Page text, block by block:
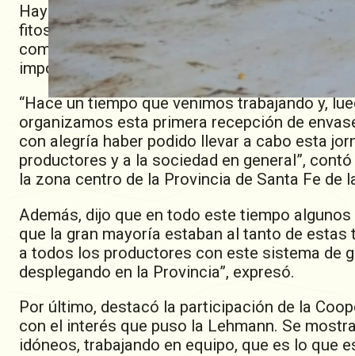
Hay que resaltar que esta fue la segunda
fitosanitarios de “Clase A” luego de que se
como sistema de gestión (Santa Fe es la N°
importancia de vuelco y generación de
“Hace un tiempo que venimos trabajando y,
organizamos esta primera recepción de
con alegría haber podido llevar a cabo esta
productores y a la sociedad en general”,
la zona centro de la Provincia de Santa Fe de
Además, dijo que en todo este tiempo
que la gran mayoría estaban al tanto de
a todos los productores con este sistema de
desplegando en la Provincia”, expresó.
Por último, destacó la participación de la
con el interés que puso la Lehmann. Se
idóneos, trabajando en equipo, que es lo que